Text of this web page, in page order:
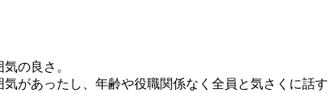
の良さ。
があったし、年齢や役職関係なく全員と気さくに話